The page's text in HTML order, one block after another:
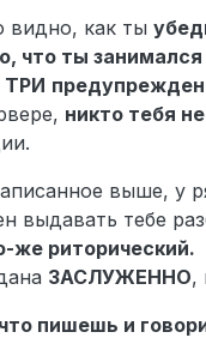
видно, как ты
что ты
ТРИ
никто тебя
выше, у
выдавать тебе
же риторический.
ЗАСЛУЖЕННО,
пишешь и